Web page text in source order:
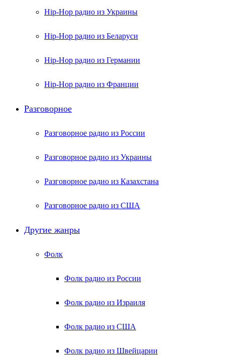
Hip-Hop радио из Украины
Hip-Hop радио из Беларуси
Hip-Hop радио из Германии
Hip-Hop радио из Франции
Разговорное
Разговорное радио из России
Разговорное радио из Украины
Разговорное радио из Казахстана
Разговорное радио из США
Другие жанры
Фолк
Фолк радио из России
Фолк радио из Израиля
Фолк радио из США
Фолк радио из Швейцарии